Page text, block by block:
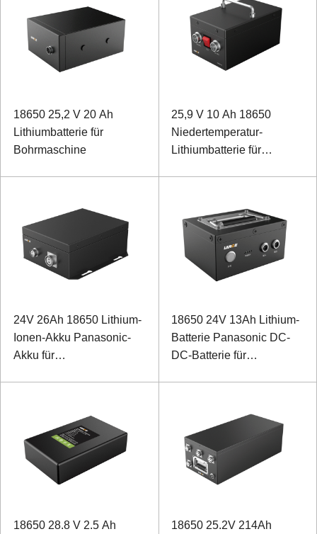
18650 25,2 V 20 Ah
Lithiumbatterie für
Bohrmaschine
25,9 V 10 Ah 18650
Niedertemperatur-
Lithiumbatterie für
24V 26Ah 18650 Lithium-
Ionen-Akku Panasonic-
Akku für
18650 24V 13Ah Lithium-
Batterie Panasonic DC-
DC-Batterie für
18650 28.8 V 2.5 Ah
18650 25.2V 214Ah